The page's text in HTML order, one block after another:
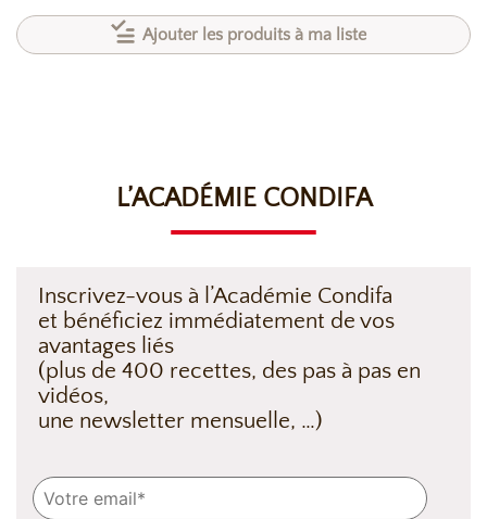
Ajouter les produits à ma liste
L’ACADÉMIE CONDIFA
Inscrivez-vous à l’Académie Condifa
et bénéficiez immédiatement de vos
avantages liés
(plus de 400 recettes, des pas à pas en
vidéos,
une newsletter mensuelle, …)